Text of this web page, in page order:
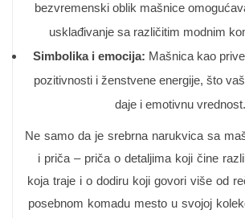
bezvremenski oblik mašnice
usklađivanje sa različitim modnim
Simbolika i emocija: Mašnica kao
pozitivnosti i ženstvene energije, što
daje i emotivnu vrednost.
Ne samo da je srebrna narukvica sa
i priča – priča o detaljima koji čine
koja traje i o dodiru koji govori više od
posebnom komadu mesto u svojoj